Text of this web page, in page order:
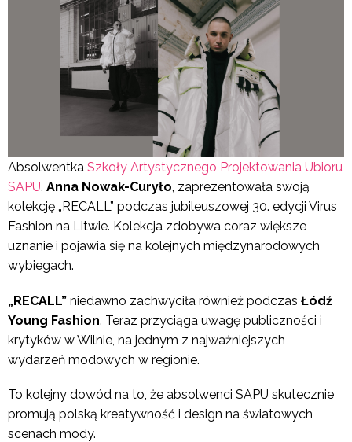
Absolwentka Szkoły Artystycznego Projektowania Ubioru
SAPU, Anna Nowak-Curyło, zaprezentowała swoją
kolekcję „RECALL” podczas jubileuszowej 30. edycji Virus
Fashion na Litwie. Kolekcja zdobywa coraz większe
uznanie i pojawia się na kolejnych międzynarodowych
wybiegach.
„RECALL” niedawno zachwyciła również podczas Łódź
Young Fashion. Teraz przyciąga uwagę publiczności i
krytyków w Wilnie, na jednym z najważniejszych
wydarzeń modowych w regionie.
To kolejny dowód na to, że absolwenci SAPU skutecznie
promują polską kreatywność i design na światowych
scenach mody.